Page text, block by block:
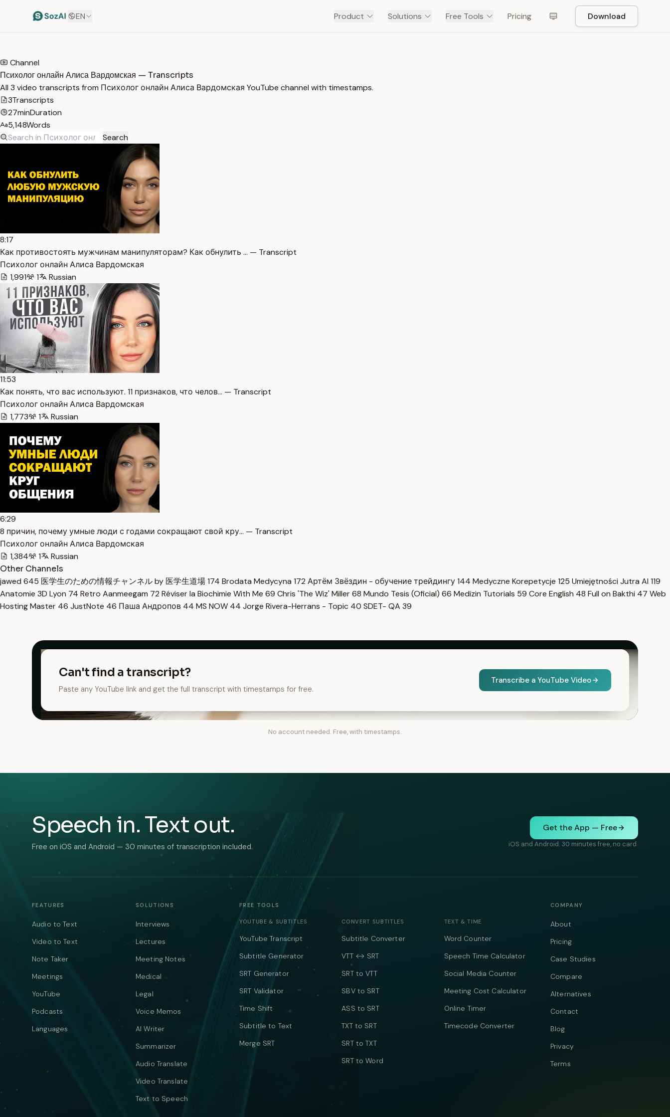
EN Product Solutions Free Tools Pricing Download
Channel
Психолог онлайн Алиса Вардомская — Transcripts
All 3 video transcripts from Психолог онлайн Алиса Вардомская YouTube channel with timestamps.
3Transcripts
27minDuration
5,148Words
Search
8:17
Как противостоять мужчинам манипуляторам? Как обнулить … — Transcript
Психолог онлайн Алиса Вардомская
1,991
1 Russian
11:53
Как понять, что вас используют. 11 признаков, что челов… — Transcript
Психолог онлайн Алиса Вардомская
1,773
1 Russian
6:29
8 причин, почему умные люди с годами сокращают свой кру… — Transcript
Психолог онлайн Алиса Вардомская
1,384
1
Russian
Other Channels
jawed 645 医学生のための情報チャンネル by 医学生道場174 Brodata Medycyna 172 Артём Звёздин - обучение трейдингу144 Medyczne Korepetycje 125 Umiejętności Jutra AI 119
Anatomie 3D Lyon 74 Retro Aanmeegam 72 Réviser la Biochimie With Me 69 Chris 'The Wiz' Miller68 Mundo Tesis (Oficial) 66 Medizin Tutorials 59 Core English 48 Full on Bakthi 47 Web
Hosting Master 46 JustNote 46 Паша Андропов 44 MS NOW 44 Jorge Rivera-Herrans - Topic 40 SDET- QA 39
Can't find a transcript?
Paste any YouTube link and get the full transcript with timestamps for free.
Transcribe a YouTube Video
No account needed. Free, with timestamps.
Speech in. Text out.
Free on iOS and Android — 30 minutes of transcription included.
Get the App — Free
iOS and Android. 30 minutes free, no card.
FEATURES
Audio to Text
Video to Text
Note Taker
Meetings
YouTube
Podcasts
Languages
SOLUTIONS
Interviews
Lectures
Meeting Notes
Medical
Legal
Voice Memos
AI Writer
Summarizer
Audio Translate
Video Translate
Text to Speech
FREE TOOLS
YOUTUBE & SUBTITLES
YouTube Transcript
Subtitle Generator
SRT Generator
SRT Validator
Time Shift
Subtitle to Text
Merge SRT
CONVERT SUBTITLES
Subtitle Converter
VTT ↔ SRT
SRT to VTT
SBV to SRT
ASS to SRT
TXT to SRT
SRT to TXT
SRT to Word
TEXT & TIME
Word Counter
Speech Time Calculator
Social Media Counter
Meeting Cost Calculator
Online Timer
Timecode Converter
COMPANY
About
Pricing
Case Studies
Compare
Alternatives
Contact
Blog
Privacy
Terms